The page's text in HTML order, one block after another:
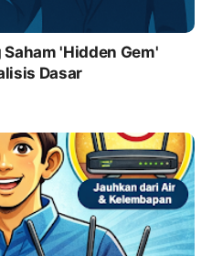
'Hidden Gem'
Dasar